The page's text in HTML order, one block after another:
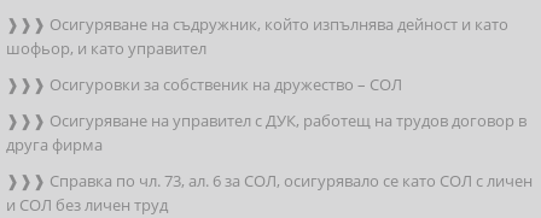
❱❱❱ Осигуряване на съдружник, който изпълнява дейност и като
шофьор, и като управител
❱❱❱ Осигуровки за собственик на дружество – СОЛ
❱❱❱ Осигуряване на управител с ДУК, работещ на трудов договор в
друга фирма
❱❱❱ Справка по чл. 73, ал. 6 за СОЛ, осигурявало се като СОЛ с личен
и СОЛ без личен труд